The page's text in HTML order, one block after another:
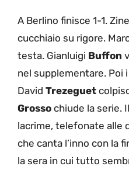
A Berlino finisce 1-1.
cucchiaio su rigore.
testa. Gianluigi Buffon
nel supplementare. Poi
David Trezeguet
Grosso chiude la serie.
lacrime, telefonate alle
che canta l’inno con la
la sera in cui tutto